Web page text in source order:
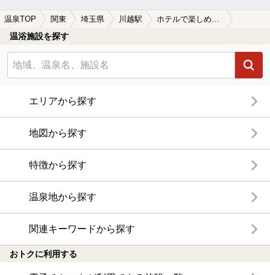
温泉TOP 関東 埼玉県 川越駅 ホテルで楽しめる川越駅近くの温泉、日帰り温泉、スーパー銭湯おすすめ
温浴施設を探す
エリアから探す
地図から探す
特徴から探す
温泉地から探す
関連キーワードから探す
おトクに利用する